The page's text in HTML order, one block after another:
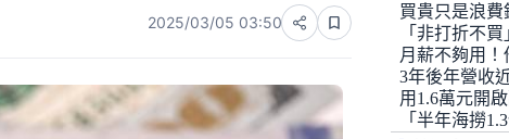
2025/03/05 03:50
買貴只是浪費
「非打折不
月薪不夠用！
3年後年營收
用1.6萬元開
「半年海撈